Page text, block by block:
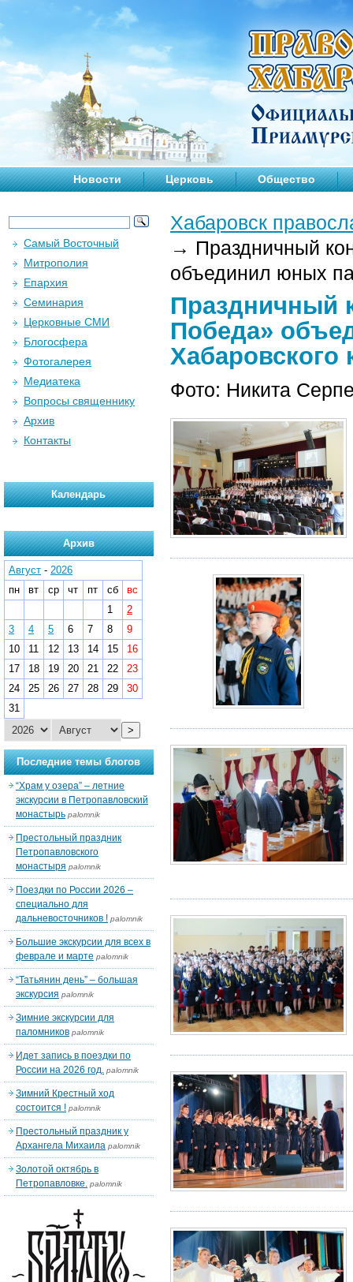
Новости Церковь Общество
Хабаровск
→ Праздничный
объединил юных
Праздничный
Победа»
Хабаровского
Фото: Никита
Самый Восточный
Митрополия
Епархия
Семинария
Церковные СМИ
Блогосфера
Фотогалерея
Медиатека
Вопросы священнику
Архив
Контакты
Календарь
Архив
Август - 2026
пн
вт ср чт пт сб
вс
1
2
3
4 5 6 7 8
9
10
11 12 13 14 15
16
17
18 19 20 21 22
23
24
25 26 27 28 29
30
31
>
Последние темы блогов
“Храм у озера” – летние
экскурсии в Петропавловский
монастырь palomnik
Престольный праздник
Петропавловского
монастыря palomnik
Поездки по России 2026 –
специально для
дальневосточников ! palomnik
Большие экскурсии для всех в
феврале и марте palomnik
“Татьянин день” – большая
экскурсия palomnik
Зимние экскурсии для
паломников palomnik
Идет запись в поездки по
России на 2026 год. palomnik
Зимний Крестный ход
состоится ! palomnik
Престольный праздник у
Архангела Михаила palomnik
Золотой октябрь в
Петропавловке. palomnik